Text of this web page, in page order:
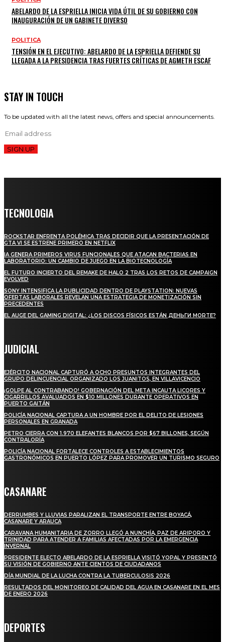
ABELARDO DE LA ESPRIELLA INICIA VIDA ÚTIL DE SU GOBIERNO CON
INAUGURACIÓN DE UN GABINETE DIVERSO
POLITICA
TENSIÓN EN EL EJECUTIVO: ABELARDO DE LA ESPRIELLA DEFIENDE SU
LLEGADA A LA PRESIDENCIA TRAS FUERTES CRÍTICAS DE AGMETH ESCAF
STAY IN TOUCH
To be updated with all the latest news, offers and special announcements.
SIGN UP
TECNOLOGIA
ROCKSTAR ENFRENTA POLÉMICA TRAS DECIDIR QUE LA PRESENTACIÓN DE
GTA VI SE ESTRENE PRIMERO EN NETFLIX
IA GENERA PRIMEROS VIRUS FUNCIONALES QUE ATACAN BACTERIAS EN
LABORATORIO: UN CAMBIO DE JUEGO EN LA BIOTECNOLOGÍA
EL FUTURO INCIERTO DEL REMAKE DE HALO 2 TRAS LOS RETOS DE CAMPAIGN
EVOLVED
SONY INTENSIFICA LA PUBLICIDAD DENTRO DE PLAYSTATION: NUEVAS
OFERTAS LABORALES REVELAN UNA ESTRATEGIA DE MONETIZACIÓN SIN
PRECEDENTES
EL AUGE DEL GAMING DIGITAL: ¿LOS DISCOS FÍSICOS ESTÁN ДЕНЬГИ MORTE?
JUDICIAL
EJÉRCITO NACIONAL CAPTURÓ A OCHO PRESUNTOS INTEGRANTES DEL
GRUPO DELINCUENCIAL ORGANIZADO LOS JUANITOS, EN VILLAVICENCIO
¡GOLPE AL CONTRABANDO! GOBERNACIÓN DEL META INCAUTA LICORES Y
CIGARRILLOS AVALUADOS EN $10 MILLONES DURANTE OPERATIVOS EN
PUERTO GAITÁN
POLICÍA NACIONAL CAPTURA A UN HOMBRE POR EL DELITO DE LESIONES
PERSONALES EN GRANADA
PETRO CIERRA CON 1.970 ELEFANTES BLANCOS POR $67 BILLONES, SEGÚN
CONTRALORÍA
POLICÍA NACIONAL FORTALECE CONTROLES A ESTABLECIMIENTOS
GASTRONÓMICOS EN PUERTO LÓPEZ PARA PROMOVER UN TURISMO SEGURO
CASANARE
DERRUMBES Y LLUVIAS PARALIZAN EL TRANSPORTE ENTRE BOYACÁ,
CASANARE Y ARAUCA
CARAVANA HUMANITARIA DE ZORRO LLEGÓ A NUNCHÍA, PAZ DE ARIPORO Y
TRINIDAD PARA ATENDER A FAMILIAS AFECTADAS POR LA EMERGENCIA
INVERNAL
PRESIDENTE ELECTO ABELARDO DE LA ESPRIELLA VISITÓ YOPAL Y PRESENTÓ
SU VISIÓN DE GOBIERNO ANTE CIENTOS DE CIUDADANOS
DÍA MUNDIAL DE LA LUCHA CONTRA LA TUBERCULOSIS 2026
RESULTADOS DEL MONITOREO DE CALIDAD DEL AGUA EN CASANARE EN EL MES
DE ENERO 2026
DEPORTES